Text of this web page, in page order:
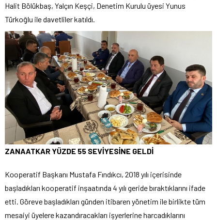
Halit Bölükbaş, Yalçın Keşçi, Denetim Kurulu üyesi Yunus
Türkoğlu ile davetliler katıldı.
ZANAATKAR YÜZDE 55 SEVİYESİNE GELDİ
Kooperatif Başkanı Mustafa Fındıkcı, 2018 yılı içerisinde
başladıkları kooperatif inşaatında 4 yılı geride bıraktıklarını ifade
etti. Göreve başladıkları günden itibaren yönetim ile birlikte tüm
mesaiyi üyelere kazandıracakları işyerlerine harcadıklarını